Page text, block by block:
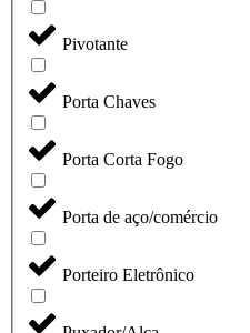
Pivotante
Porta Chaves
Porta Corta Fogo
Porta de aço/comércio
Porteiro Eletrônico